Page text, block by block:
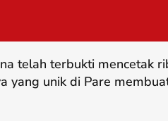
telah terbukti mencetak
yang unik di Pare